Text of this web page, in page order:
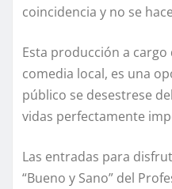
coincidencia y no se
Esta producción a cargo
comedia local, es una
público se desestrese
vidas perfectamente
Las entradas para
“Bueno y Sano” del